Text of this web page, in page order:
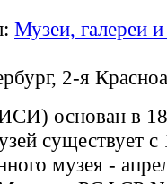
Музеи, галереи
2-я
основан в
существует с
музея -